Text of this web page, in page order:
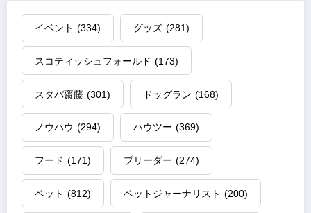
イベント (334) グッズ (281)
スコティッシュフォールド (173)
スタパ齋藤 (301) ドッグラン (168)
ノウハウ (294) ハウツー (369)
フード (171) ブリーダー (274)
ペット (812) ペットジャーナリスト (200)